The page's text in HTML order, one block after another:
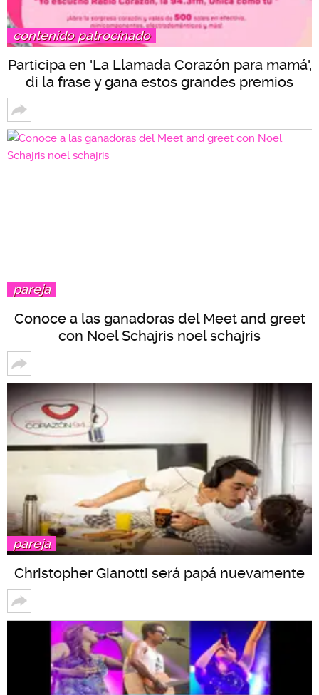
contenido patrocinado
Participa en 'La Llamada Corazón para mamá',
di la frase y gana estos grandes premios
pareja
Conoce a las ganadoras del Meet and greet
con Noel Schajris noel schajris
pareja
Christopher Gianotti será papá nuevamente